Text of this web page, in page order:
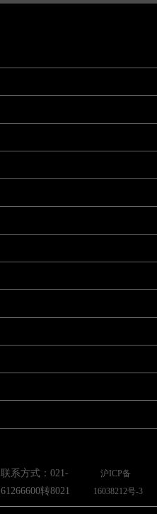
联系方式：021-
61266600转8021
沪ICP备
16038212号-3